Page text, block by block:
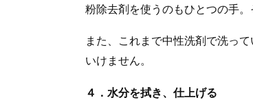
粉除去剤を使うのもひとつの手
また、これまで中性洗剤で洗っ
いけません。
４．水分を拭き、仕上げる